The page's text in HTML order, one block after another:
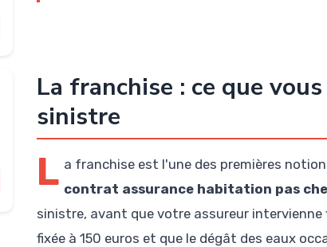
La franchise : ce que
sinistre
L a franchise est l'une des premières
contrat assurance habitation pas
sinistre, avant que votre assureur
fixée à 150 euros et que le dégât des eaux